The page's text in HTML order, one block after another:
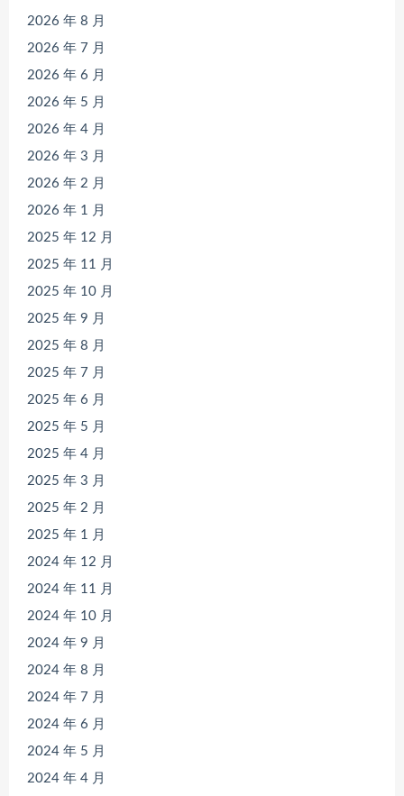
2026 年 8 月
2026 年 7 月
2026 年 6 月
2026 年 5 月
2026 年 4 月
2026 年 3 月
2026 年 2 月
2026 年 1 月
2025 年 12 月
2025 年 11 月
2025 年 10 月
2025 年 9 月
2025 年 8 月
2025 年 7 月
2025 年 6 月
2025 年 5 月
2025 年 4 月
2025 年 3 月
2025 年 2 月
2025 年 1 月
2024 年 12 月
2024 年 11 月
2024 年 10 月
2024 年 9 月
2024 年 8 月
2024 年 7 月
2024 年 6 月
2024 年 5 月
2024 年 4 月